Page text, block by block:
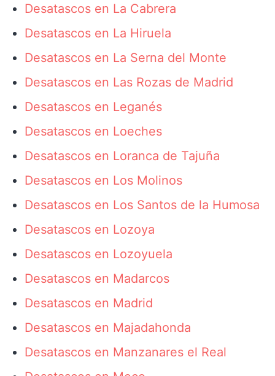
Desatascos en La Cabrera
Desatascos en La Hiruela
Desatascos en La Serna del Monte
Desatascos en Las Rozas de Madrid
Desatascos en Leganés
Desatascos en Loeches
Desatascos en Loranca de Tajuña
Desatascos en Los Molinos
Desatascos en Los Santos de la Humosa
Desatascos en Lozoya
Desatascos en Lozoyuela
Desatascos en Madarcos
Desatascos en Madrid
Desatascos en Majadahonda
Desatascos en Manzanares el Real